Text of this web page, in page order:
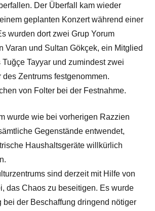
Der Überfall kam wieder
geplanten Konzert während einer
wurden dort zwei Grup Yorum
Varan und Sultan Gökçek, ein Mitglied
Tayyar und zumindest zwei
Zentrums festgenommen.
von Folter bei der Festnahme.
wurde wie bei vorherigen Razzien
Gegenstände entwendet,
Haushaltsgeräte willkürlich
sind derzeit mit Hilfe von
das Chaos zu beseitigen. Es wurde
bei der Beschaffung dringend nötiger